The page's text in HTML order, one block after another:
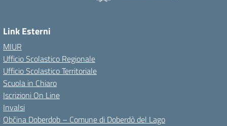
Link Esterni
MIUR
Ufficio Scolastico Regionale
Ufficio Scolastico Territoriale
Scuola in Chiaro
Iscrizioni On Line
Invalsi
Občina Doberdob – Comune di Doberdò del Lago